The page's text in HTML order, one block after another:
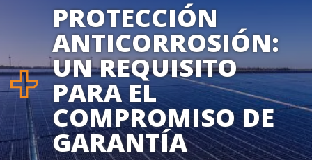
PROTECCIÓN
ANTICORROSIÓN:
UN REQUISITO
PARA EL
COMPROMISO DE
GARANTÍA